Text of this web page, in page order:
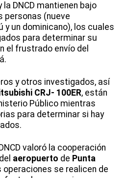
la DNCD mantienen bajo
personas (nueve
y un dominicano), los cuales
para determinar su
el frustrado envío del
y otros investigados, así
CRJ- 100ER, están
Público mientras
para determinar si hay
valoró la cooperación
aeropuerto de Punta
operaciones se realicen de